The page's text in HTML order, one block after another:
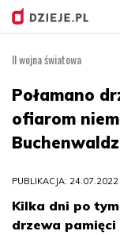
II wojna światowa
Połamano
ofiarom
PUBLIKACJA: 24.07.2022
Kilka dni po
drzewa pamięci